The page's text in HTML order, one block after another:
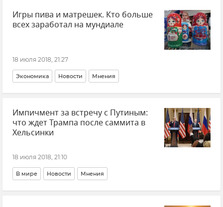
Игры пива и матрешек. Кто больше
всех заработал на мундиале
18 июля 2018, 21:27
Экономика Новости Мнения
Импичмент за встречу с Путиным:
что ждет Трампа после саммита в
Хельсинки
18 июля 2018, 21:10
В мире Новости Мнения